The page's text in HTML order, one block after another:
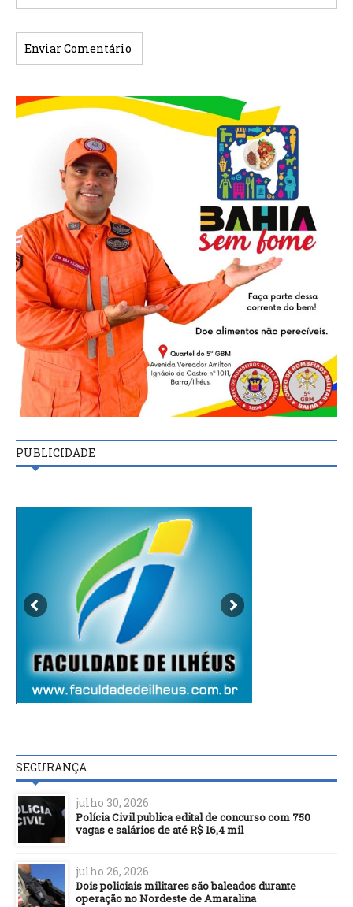
PUBLICIDADE
SEGURANÇA
julho 30, 2026
Polícia Civil publica edital de concurso com 750
vagas e salários de até R$ 16,4 mil
julho 26, 2026
Dois policiais militares são baleados durante
operação no Nordeste de Amaralina